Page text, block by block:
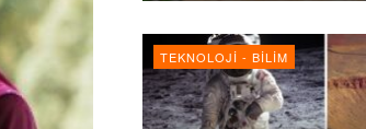
TEKNOLOJI - BILIM